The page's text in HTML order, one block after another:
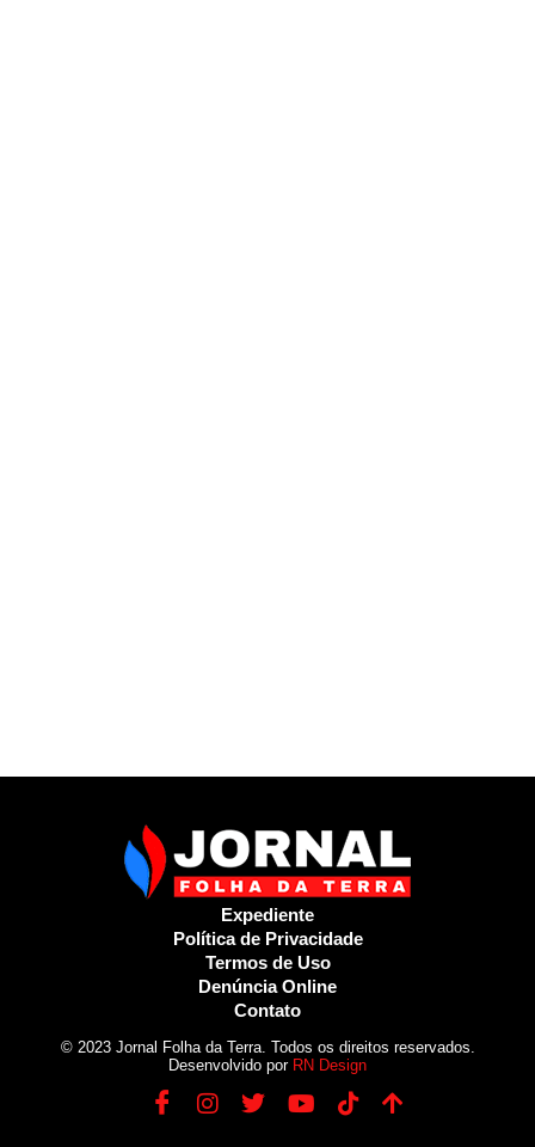
Expediente
Política de Privacidade
Termos de Uso
Denúncia Online
Contato
© 2023 Jornal Folha da Terra. Todos os direitos reservados.
Desenvolvido por RN Design